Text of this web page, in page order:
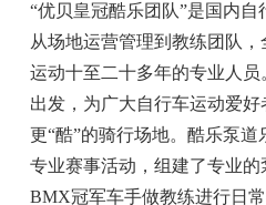
“优贝皇冠酷乐团队”是国内自
从场地运营管理到教练团队
运动十至二十多年的专业人
出发，为广大自行车运动爱好
更“酷”的骑行场地。酷乐泵
专业赛事活动，组建了专业的
BMX冠军车手做教练进行日